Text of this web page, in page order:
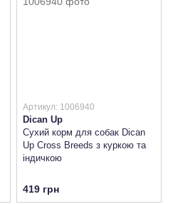
Артикул: 1006940
Dican Up
Сухий корм для собак Dican
Up Cross Breeds з куркою та
індичкою
419 грн